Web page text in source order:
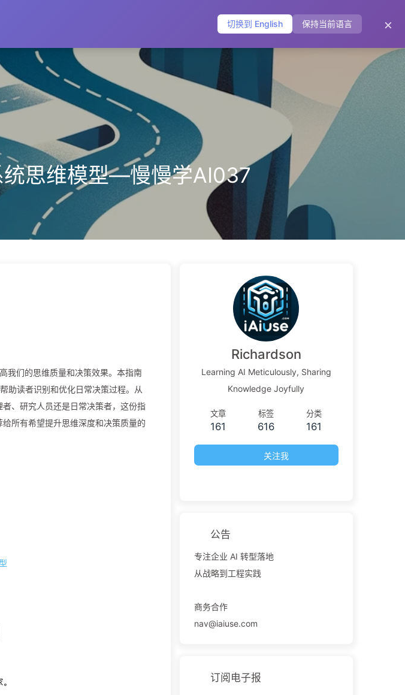
切换到 English 保持当前语言 ×
标签 分类 友链 关于
统思维模型—慢慢学AI037
我们的思维质量和决策效果。本指南
助读者识别和优化日常决策过程。从
、研究人员还是日常决策者，这份指
所有希望提升思维深度和决策质量的
Richardson
Learning AI Meticulously, Sharing
Knowledge Joyfully
文章
161
标签
616
分类
161
关注我
公告
专注企业 AI 转型落地
从战略到工程实践
商务合作
nav@iaiuse.com
订阅电子报